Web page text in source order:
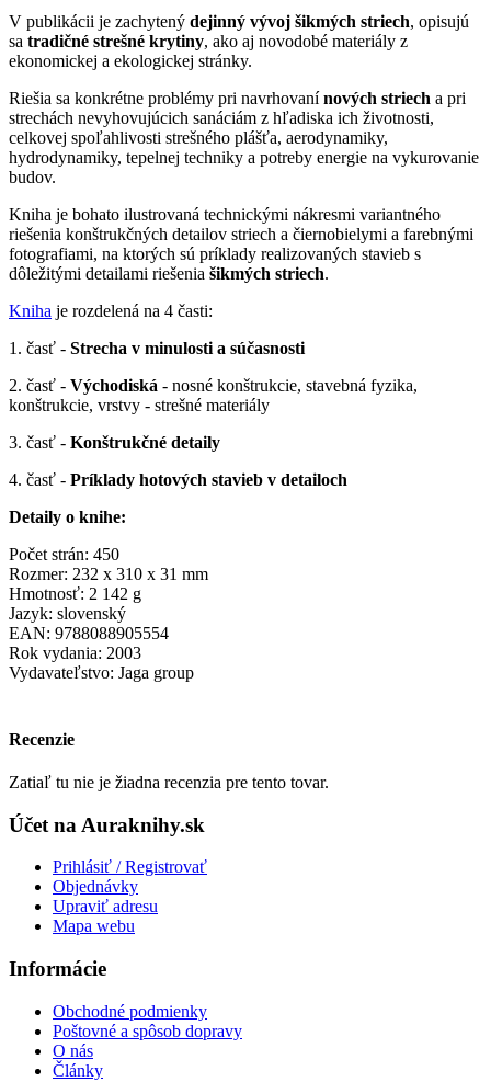
V publikácii je zachytený dejinný vývoj šikmých striech, opisujú
sa tradičné strešné krytiny, ako aj novodobé materiály z
ekonomickej a ekologickej stránky.
Riešia sa konkrétne problémy pri navrhovanínových striech a pri
strechách nevyhovujúcich sanáciám z hľadiska ich životnosti,
celkovej spoľahlivosti strešného plášťa, aerodynamiky,
hydrodynamiky, tepelnej techniky a potreby energie na vykurovanie
budov.
Kniha je bohato ilustrovaná technickými nákresmi variantného
riešenia konštrukčných detailov striech a čiernobielymi a farebnými
fotografiami, na ktorých sú príklady realizovaných stavieb s
dôležitými detailami riešenia šikmých striech.
Kniha je rozdelená na 4 časti:
1. časť - Strecha v minulosti a súčasnosti
2. časť - Východiská - nosné konštrukcie, stavebná fyzika,
konštrukcie, vrstvy - strešné materiály
3. časť - Konštrukčné detaily
4. časť - Príklady hotových stavieb v detailoch
Detaily o knihe:
Počet strán: 450
Rozmer: 232 x 310 x 31 mm
Hmotnosť: 2 142 g
Jazyk: slovenský
EAN: 9788088905554
Rok vydania: 2003
Vydavateľstvo: Jaga group
Recenzie
Zatiaľ tu nie je žiadna recenzia pre tento tovar.
Účet na Auraknihy.sk
Prihlásiť / Registrovať
Objednávky
Upraviť adresu
Mapa webu
Informácie
Obchodné podmienky
Poštovné a spôsob dopravy
O nás
Články